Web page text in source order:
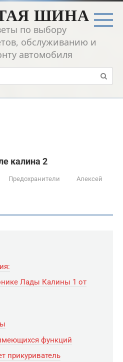
ШИНА
по выбору
обслуживанию и
автомобиля
калина 2
Предохранители
Алексей
Лады Калины 1 от
функций
прикуриватель